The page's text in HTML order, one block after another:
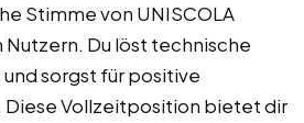
Stimme von UNISCOLA
Du löst technische
sorgst für positive
Diese Vollzeitposition bietet dir